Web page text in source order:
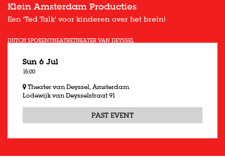
Klein Amsterdam Producties
Een ‘Ted Talk’ voor kinderen over het brein!
DUTCH SPOKENTHEATRETHEATER VAN DEYSSEL
Sun 6 Jul
15:00
Theater van Deyssel, Amsterdam
Lodewijk van Deysselstraat 91
PAST EVENT